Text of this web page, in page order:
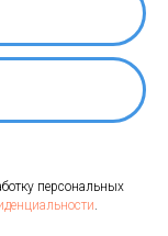
персональных
.